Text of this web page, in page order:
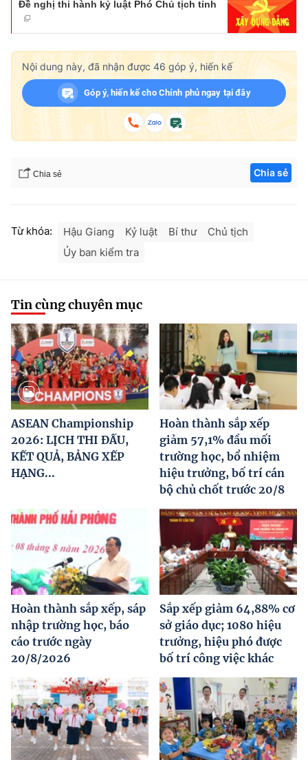
Đề nghị thi hành kỷ luật Phó Chủ tịch tỉnh
Nội dung này, đã nhận được 46 góp ý, hiến kế
Góp ý, hiến kế cho Chính phủ ngay tại đây
Chia sẻ Chia sẻ
Từ khóa: Hậu Giang Kỷ luật Bí thư
Chủ tịch
Ủy ban kiểm tra
Tin cùng chuyên mục
ASEAN Championship
2026: LỊCH THI ĐẤU,
KẾT QUẢ, BẢNG XẾP
HẠNG...
Hoàn thành sắp xếp
giảm 57,1% đầu mối
trường học, bổ nhiệm
hiệu trưởng, bố trí cán
bộ chủ chốt trước 20/8
Hoàn thành sắp xếp, sáp
nhập trường học, báo
cáo trước ngày
20/8/2026
Sắp xếp giảm 64,88% cơ
sở giáo dục; 1080 hiệu
trưởng, hiệu phó được
bố trí công việc khác